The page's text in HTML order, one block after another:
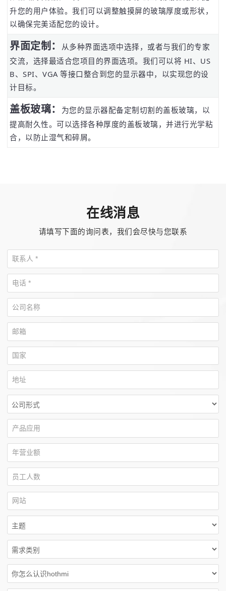
升您的用户体验。我们可以调整触摸屏的玻璃厚度或形状，
以确保完美适配您的设计。
界面定制：
从多种界面选项中选择，或者与我们的专家
交流，选择最适合您项目的界面选项。我们可以将 HI、US
B、SPI、VGA 等接口整合到您的显示器中，以实现您的设
计目标。
盖板玻璃：
为您的显示器配备定制切割的盖板玻璃，以
提高耐久性。可以选择各种厚度的盖板玻璃，并进行光学粘
合，以防止湿气和碎屑。
在线消息
请填写下面的询问表，我们会尽快与您联系